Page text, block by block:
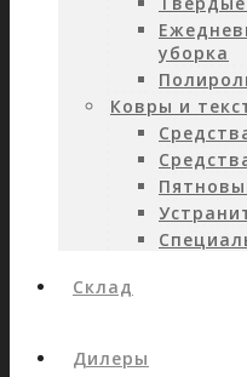
уборка
Ковры и
Склад
Дилеры